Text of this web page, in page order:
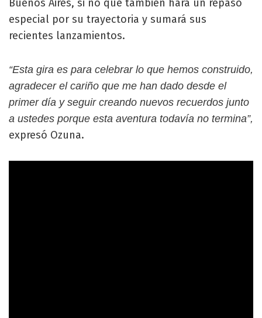
Buenos Aires, si no que también hará un repaso
especial por su trayectoria y sumará sus
recientes lanzamientos.
“Esta gira es para celebrar lo que hemos construido,
agradecer el cariño que me han dado desde el
primer día y seguir creando nuevos recuerdos junto
a ustedes porque esta aventura todavía no termina”,
expresó Ozuna.